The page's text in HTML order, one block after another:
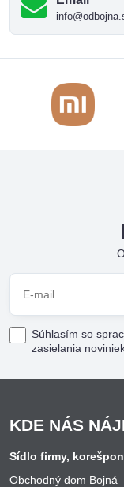
Súhlasím so
zasielania
KDE NÁS
Sídlo firmy,
Obchodný dom Bojná